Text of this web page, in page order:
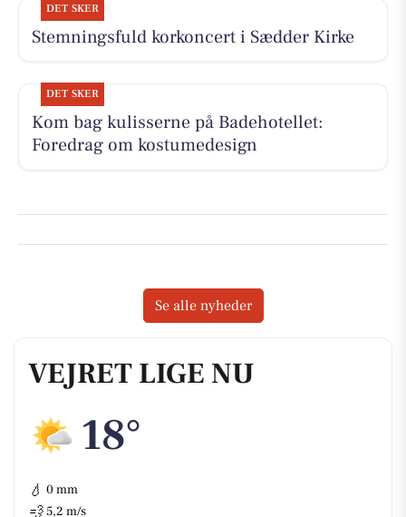
VEJRET LIGE NU
18°
💧 0 mm
💨 5,2 m/s
DET SKER
Stemningsfuld korkoncert i Sædder Kirke
DET SKER
Kom bag kulisserne på Badehotellet:
Foredrag om kostumedesign
Se alle nyheder